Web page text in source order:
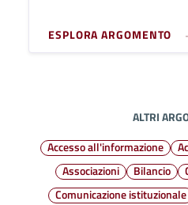
ESPLORA ARGOMENTO
ALTRI
Accesso all'informazione
Associazioni
Bilancio
Comunicazione istituzionale